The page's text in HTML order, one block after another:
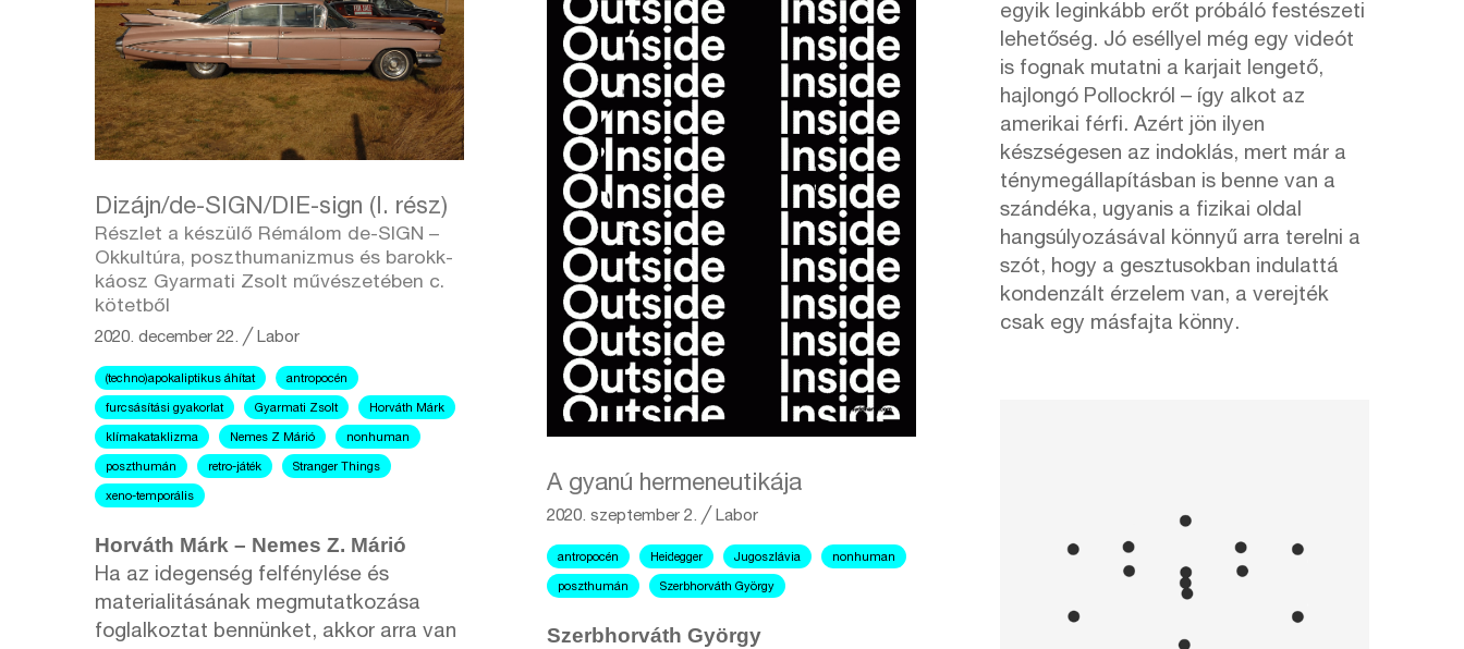
Dizájn/de-SIGN/DIE-sign (I. rész)
Részlet a készülő Rémálom de-SIGN –
Okkultúra, poszthumanizmus és barokk-
káosz Gyarmati Zsolt művészetében c.
kötetből
2020. december 22. ╱Labor
(techno)apokaliptikus áhítat antropocén
furcsásítási gyakorlat Gyarmati Zsolt Horváth Márk
klímakataklizma Nemes Z Márió nonhuman
poszthumán retro-játék Stranger Things
xeno-temporális
Horváth Márk – Nemes Z. Márió
Ha az idegenség felfénylése és
materialitásának megmutatkozása
foglalkoztat bennünket, akkor arra van
A gyanú hermeneutikája
2020. szeptember 2. ╱Labor
antropocén Heidegger Jugoszlávia nonhuman
poszthumán Szerbhorváth György
Szerbhorváth György
egyik leginkább erőt próbáló festészeti
lehetőség. Jó eséllyel még egy videót
is fognak mutatni a karjait lengető,
hajlongó Pollockról – így alkot az
amerikai férfi. Azért jön ilyen
készségesen az indoklás, mert már a
ténymegállapításban is benne van a
szándéka, ugyanis a fizikai oldal
hangsúlyozásával könnyű arra terelni a
szót, hogy a gesztusokban indulattá
kondenzált érzelem van, a verejték
csak egy másfajta könny.